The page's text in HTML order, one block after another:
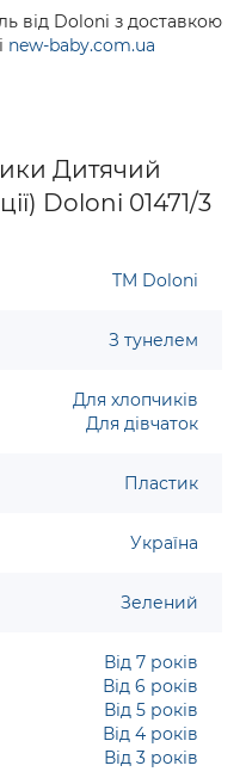
від Doloni з доставкою
new-baby.com.ua
Дитячий
Doloni 01471/3
TM Doloni
З тунелем
Для хлопчиків
Для дівчаток
Пластик
Україна
Зелений
Від 7 років
Від 6 років
Від 5 років
Від 4 років
Від 3 років